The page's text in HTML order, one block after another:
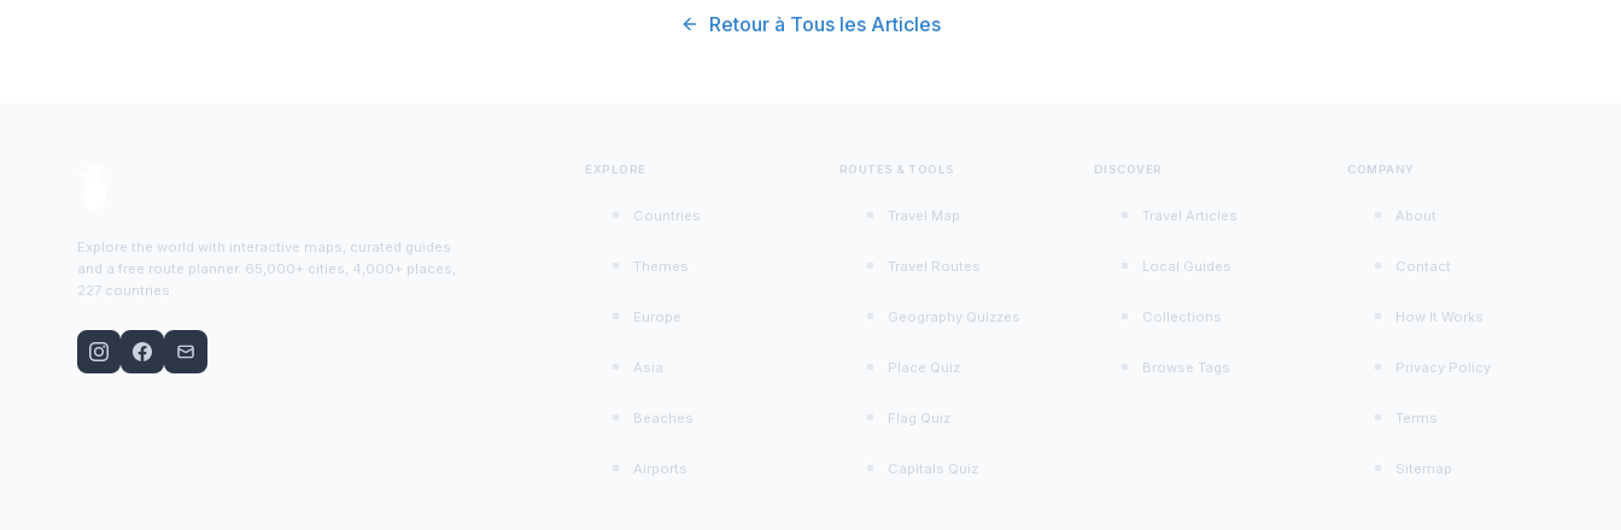
Retour à Tous les Articles
Explore the world with interactive maps, curated guides
and a free route planner. 65,000+ cities, 4,000+ places,
227 countries.
EXPLORE
Countries
Themes
Europe
Asia
Beaches
Airports
ROUTES & TOOLS
Travel Map
Travel Routes
Geography Quizzes
Place Quiz
Flag Quiz
Capitals Quiz
DISCOVER
Travel Articles
Local Guides
Collections
Browse Tags
COMPANY
About
Contact
How It Works
Privacy Policy
Terms
Sitemap